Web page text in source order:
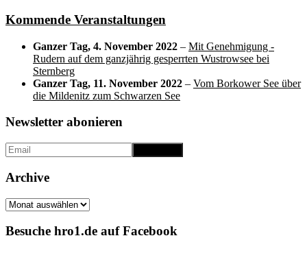
Kommende Veranstaltungen
Ganzer Tag, 4. November 2022 – Mit Genehmigung -
Rudern auf dem ganzjährig gesperrten Wustrowsee bei
Sternberg
Ganzer Tag, 11. November 2022 – Vom Borkower See über
die Mildenitz zum Schwarzen See
Newsletter abonieren
Archive
Archive
Besuche hro1.de auf Facebook